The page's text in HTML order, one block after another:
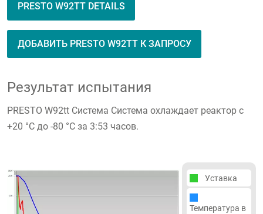
PRESTO W92TT DETAILS
ДОБАВИТЬ PRESTO W92TT К ЗАПРОСУ
Результат испытания
PRESTO W92tt Система Система охлаждает реактор с
+20 °C до -80 °C за 3:53 часов.
Уставка
Температура в